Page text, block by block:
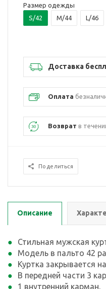
Размер одежды
S/42
M/44 L/46
Доставка
Оплата
Возврат в
Поделиться
Описание
Стильная мужская
Модель в пальто 42
Куртка закрывается
В передней части 3
1 внутренний карман.